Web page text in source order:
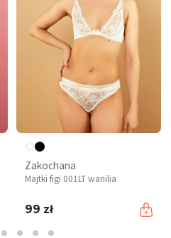
Zakochana
Majtki figi 001LT wanilia
99 zł